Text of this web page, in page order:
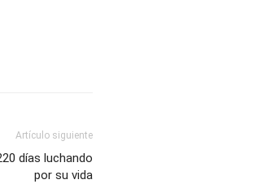
Artículo siguiente
días luchando
por su vida